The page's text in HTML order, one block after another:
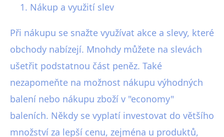
Nákup a využití slev
Při nákupu se snažte využívat akce a slevy, které
obchody nabízejí. Mnohdy můžete na slevách
ušetřit podstatnou část peněz. Také
nezapomeňte na možnost nákupu výhodných
balení nebo nákupu zboží v "economy"
baleních. Někdy se vyplatí investovat do většího
množství za lepší cenu, zejména u produktů,